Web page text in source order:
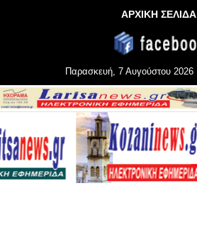
ΑΡΧΙΚΗ ΣΕΛΙΔΑ
Παρασκευή, 7 Αυγούστου 2026